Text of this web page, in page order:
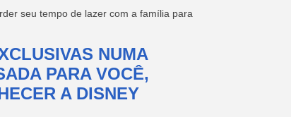
seu tempo de lazer com a família para
NUMA
PARA VOCÊ,
A DISNEY